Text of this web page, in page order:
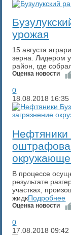
урожая
15 августа
зерна. Лидером
район, где
Оценка новости
0
18.08.2018 16:35
Нефтяники
В процессе
результате
участках,
жидкПодробнее
Оценка новости
0
17.08.2018 09:42